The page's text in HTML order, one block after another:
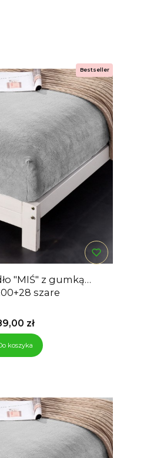
Bestseller
"MIŚ" z gumką
szare
zł
koszyka